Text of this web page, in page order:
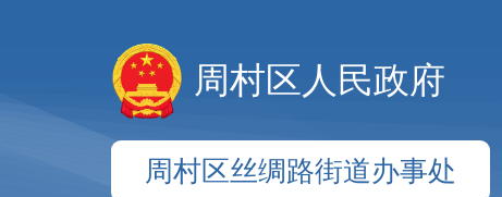
周村区人民政府
周村区丝绸路街道办事处